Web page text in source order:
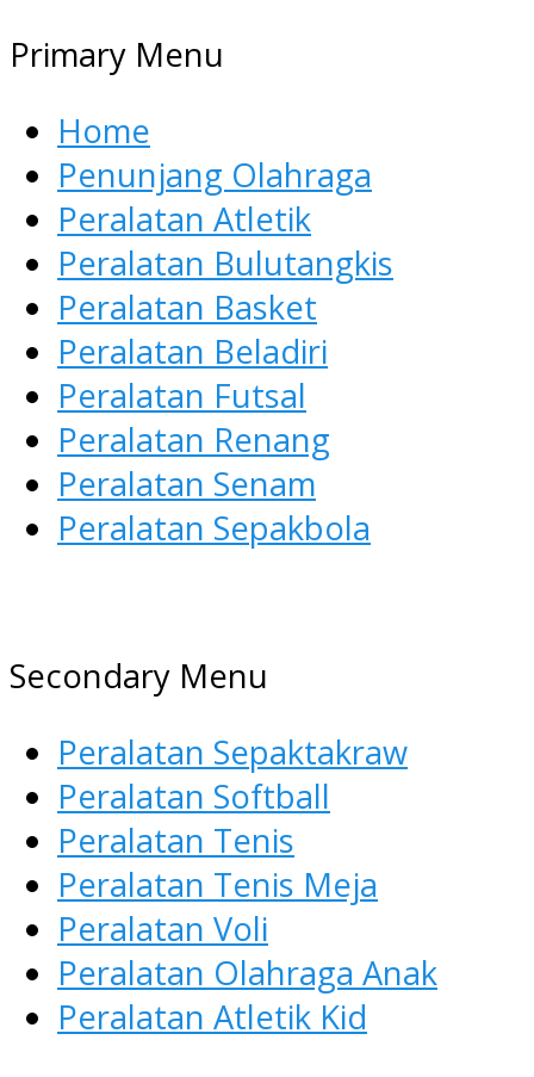
Primary Menu
Home
Penunjang Olahraga
Peralatan Atletik
Peralatan Bulutangkis
Peralatan Basket
Peralatan Beladiri
Peralatan Futsal
Peralatan Renang
Peralatan Senam
Peralatan Sepakbola
AGEN ALAT OLAHRAGA
Menyediakan Alat Olahraga
Secondary Menu
Peralatan Sepaktakraw
Peralatan Softball
Peralatan Tenis
Peralatan Tenis Meja
Peralatan Voli
Peralatan Olahraga Anak
Peralatan Atletik Kid